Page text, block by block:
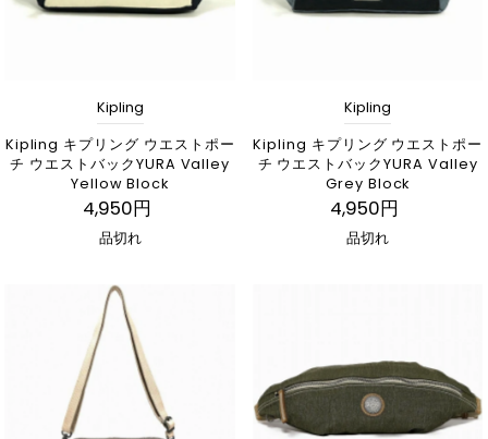
価格の安い順
Kipling
Kipling キプリング ウエストポー
チ ウエストバックYURA Valley
Yellow Block
4,950円
品切れ
Kipling
Kipling キプリング ウエストポー
チ ウエストバックYURA Valley
Grey Block
4,950円
品切れ